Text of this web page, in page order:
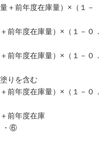
＋前年度在庫量）×（１－
前年度在庫量）×（１－０．
年度在庫量）×（１－０．
を含む
年度在庫量）×（１－０．
前年度在庫
⑥